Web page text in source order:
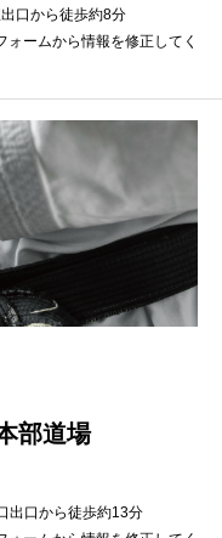
口から徒歩約8分
ームから情報を修正してく
部道場
出口から徒歩約13分